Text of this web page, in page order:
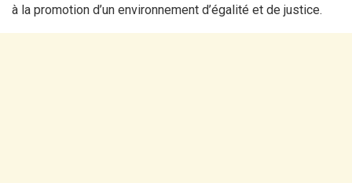
à la promotion d’un environnement d’égalité et de justice.